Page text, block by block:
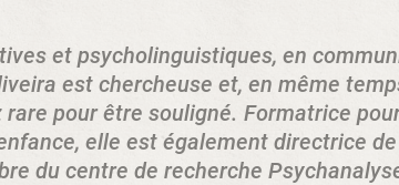
et psycholinguistiques, en
est chercheuse et, en même
pour être souligné. Formatrice
elle est également directrice
du centre de recherche